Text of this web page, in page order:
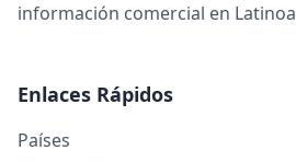
información comercial en
Enlaces Rápidos
Países